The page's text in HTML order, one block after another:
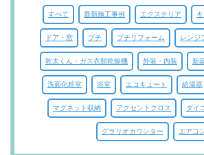
すべて 最新施工事例 エクステリア
ドア・窓 プチ プチリフォーム レンジ
乾太くん・ガス衣類乾燥機 外装・内装 新
洗面化粧室 浴室 エコキュート 給湯器
マグネット収納 アクセントクロス ダイ
グラリオカウンター エアコ